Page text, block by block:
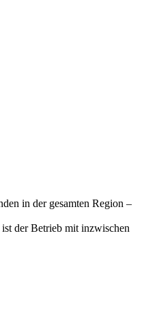
in der gesamten Region –
der Betrieb mit inzwischen